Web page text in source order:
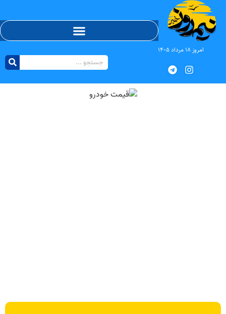
امروز ۱۸ مرداد ۱۴۰۵